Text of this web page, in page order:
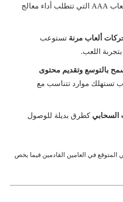
في ألعاب AAA التي تتطلب أداء معالج
ألعاب مرنة تستوعب
اللعب.
بالتوسع وتقديم محتوى
تستهلك موارد تتناسب مع
السحابي كطرق بديلة للوصول
المتوقع في العامين القادمين فيما يخص